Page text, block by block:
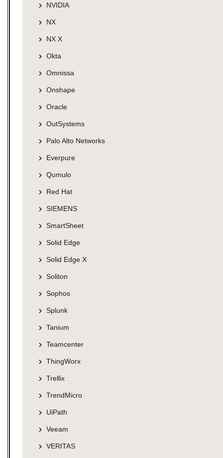
NVIDIA
NX
NX X
Okta
Omnissa
Onshape
Oracle
OutSystems
Palo Alto Networks
Everpure
Qumulo
Red Hat
SIEMENS
SmartSheet
Solid Edge
Solid Edge X
Soliton
Sophos
Splunk
Tanium
Teamcenter
ThingWorx
Trellix
TrendMicro
UiPath
Veeam
VERITAS